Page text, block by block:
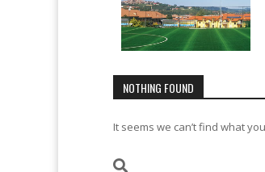
NOTHING FOUND
It seems we can’t find what